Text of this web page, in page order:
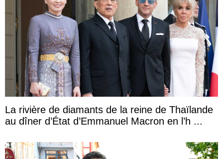
La rivière de diamants de la reine de Thaïlande
au dîner d’État d’Emmanuel Macron en l’h ...